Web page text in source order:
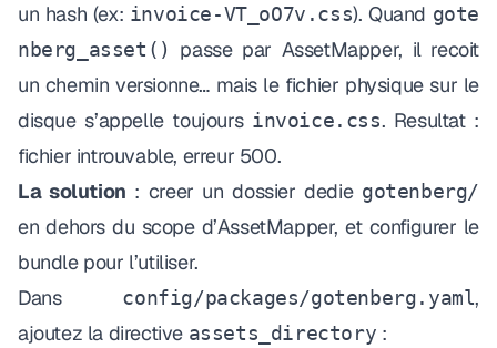
un hash (ex: invoice-VT_oO7v.css). Quand gote
nberg_asset()
passe par AssetMapper, il recoit
un chemin versionne… mais le fichier physique sur le
disque s’appelle toujours invoice.css. Resultat :
fichier introuvable, erreur 500.
La solution : creer un dossier dedie gotenberg/
en dehors du scope d’AssetMapper, et configurer le
bundle pour l’utiliser.
Dans config/packages/gotenberg.yaml,
ajoutez la directive assets_directory :